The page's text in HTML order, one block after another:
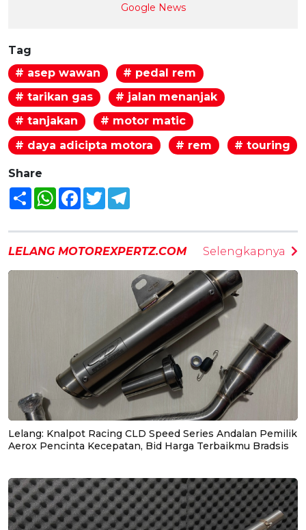
Google News
Tag
# asep wawan
# pedal rem
# tarikan gas
# jalan menanjak
# tanjakan
# motor matic
# daya adicipta motora
# rem # touring
Share
Share WhatsAppFacebook
Twitter
LELANG MOTOREXPERTZ.COM Selengkapnya
Lelang: Knalpot Racing CLD Speed Series Andalan Pemilik
Aerox Pencinta Kecepatan, Bid Harga Terbaikmu Bradsis